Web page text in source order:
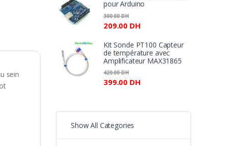
sein
pour Arduino
209.00 DH
300.00DH
Kit Sonde PT100 Capteur
de température avec
Amplificateur MAX31865
399.00 DH
420.00DH
Show All Categories